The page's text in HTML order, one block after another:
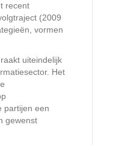
recent
(2009
vormen
uiteindelijk
Het
partijen een
gewenst